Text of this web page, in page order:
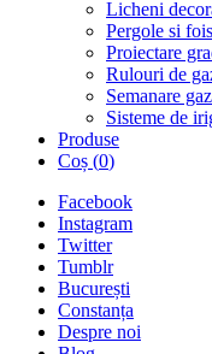
Licheni
Pergole si
Proiectare
Rulouri de
Semanare
Sisteme de
Produse
Coș (0)
Facebook
Instagram
Twitter
Tumblr
București
Constanța
Despre noi